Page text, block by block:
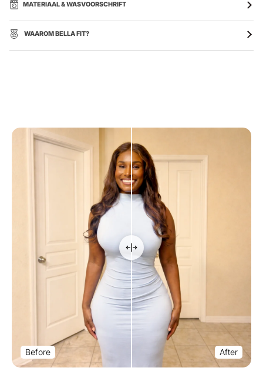
MATERIAAL & WASVOORSCHRIFT
WAAROM BELLA FIT?
Before After